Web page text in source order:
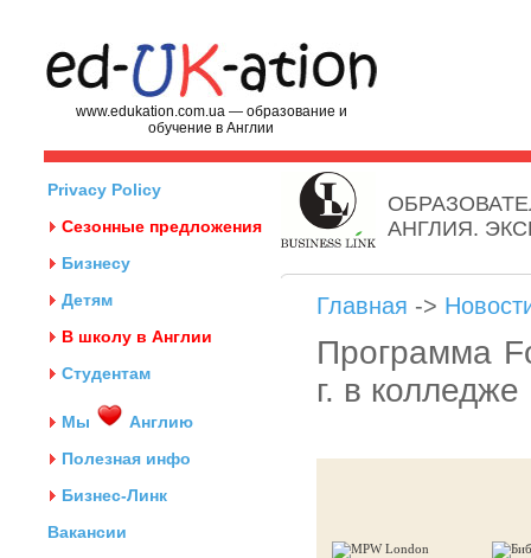
www.edukation.com.ua — образование и
обучение в Англии
Privacy Policy
Сезонные предложения
Бизнесу
Детям
В школу в Англии
Студентам
Мы
Англию
Полезная инфо
Бизнес-Линк
Вакансии
АНГЛИЯ.
Главная ->
Программа
г. в колледже